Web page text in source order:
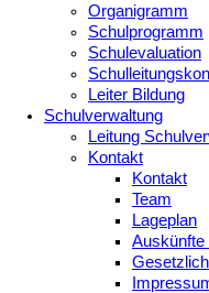
Organigramm
Schulprogramm
Schulevaluation
Leiter Bildung
Schulverwaltung
Leitung
Kontakt
Kontakt
Team
Lageplan
Auskünfte